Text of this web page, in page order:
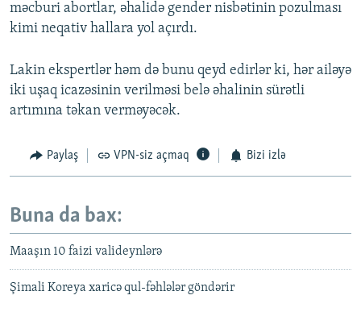
məcburi abortlar, əhalidə gender nisbətinin pozulması
kimi neqativ hallara yol açırdı.
Lakin ekspertlər həm də bunu qeyd edirlər ki, hər ailəyə
iki uşaq icazəsinin verilməsi belə əhalinin sürətli
artımına təkan verməyəcək.
Paylaş VPN-siz açmaq Bizi izlə
Buna da bax:
Maaşın 10 faizi valideynlərə
Şimali Koreya xaricə qul-fəhlələr göndərir